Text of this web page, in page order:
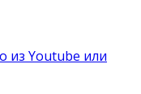
из Youtube или